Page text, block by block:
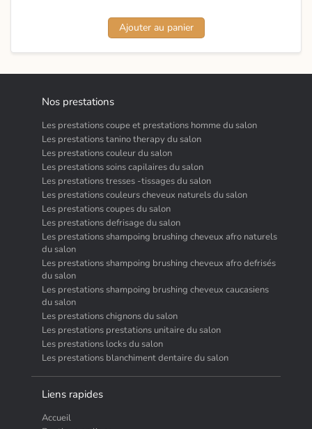
Ajouter au panier
Nos prestations
Les prestations coupe et prestations homme du salon
Les prestations tanino therapy du salon
Les prestations couleur du salon
Les prestations soins capilaires du salon
Les prestations tresses -tissages du salon
Les prestations couleurs cheveux naturels du salon
Les prestations coupes du salon
Les prestations defrisage du salon
Les prestations shampoing brushing cheveux afro naturels
du salon
Les prestations shampoing brushing cheveux afro defrisés
du salon
Les prestations shampoing brushing cheveux caucasiens
du salon
Les prestations chignons du salon
Les prestations prestations unitaire du salon
Les prestations locks du salon
Les prestations blanchiment dentaire du salon
Liens rapides
Accueil